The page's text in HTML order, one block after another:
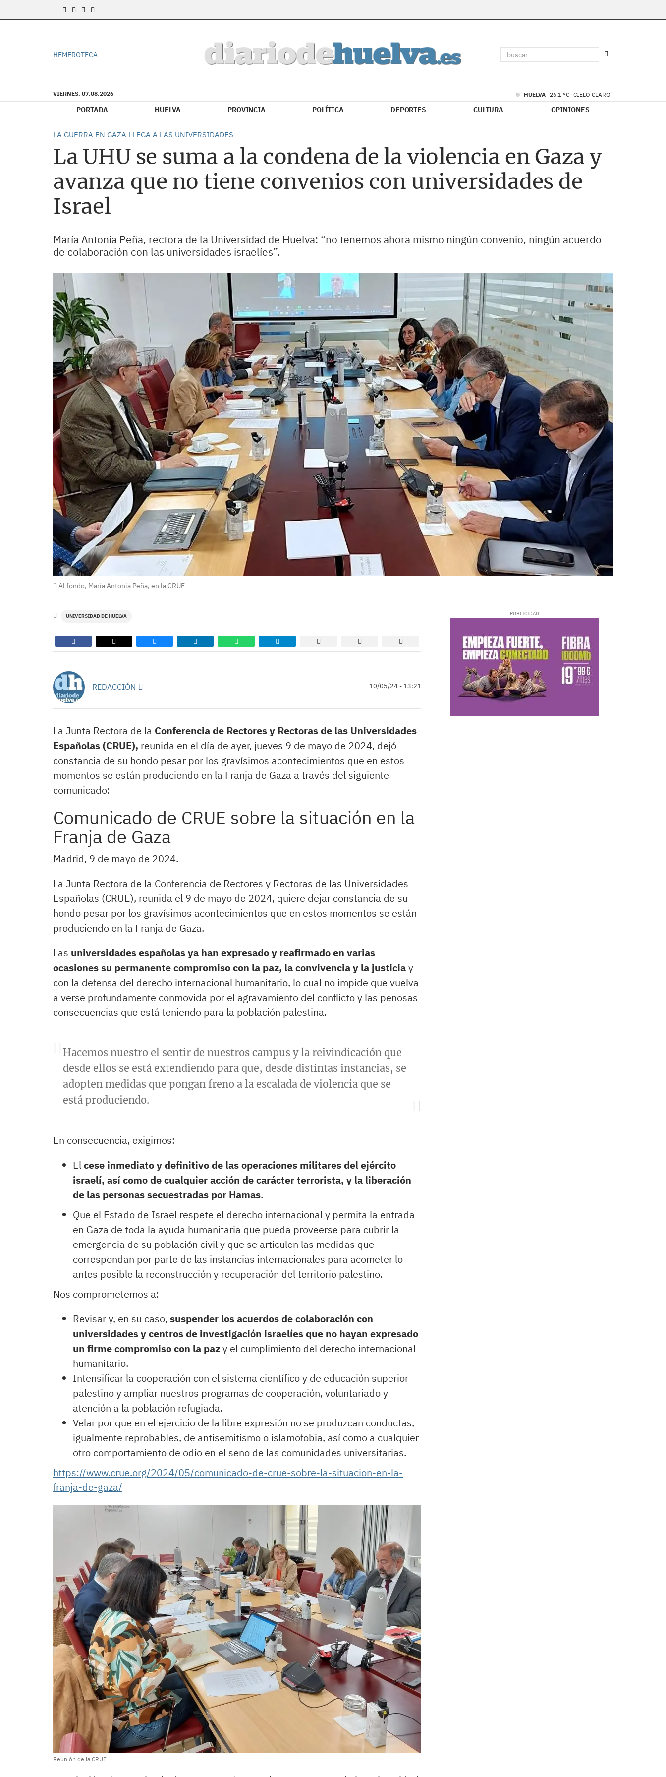
HEMEROTECA
VIERNES. 07.08.2026 HUELVA 26.1 °C CIELO CLARO
PORTADA HUELVA PROVINCIA POLÍTICA DEPORTES CULTURA OPINIONES
LA GUERRA EN GAZA LLEGA A LAS UNIVERSIDADES
La UHU se suma a la condena de la violencia en Gaza y
avanza que no tiene convenios con universidades de
Israel
María Antonia Peña, rectora de la Universidad de Huelva: “no tenemos ahora mismo ningún convenio, ningún acuerdo
de colaboración con las universidades israelíes”.
Al fondo, María Antonia Peña, en la CRUE
UNIVERSIDAD DE HUELVA
REDACCIÓN 10/05/24 - 13:21
La Junta Rectora de la Conferencia de Rectores y Rectoras de las Universidades
Españolas (CRUE), reunida en el día de ayer, jueves 9 de mayo de 2024, dejó
constancia de su hondo pesar por los gravísimos acontecimientos que en estos
momentos se están produciendo en la Franja de Gaza a través del siguiente
comunicado:
Comunicado de CRUE sobre la situación en la
Franja de Gaza
Madrid, 9 de mayo de 2024.
La Junta Rectora de la Conferencia de Rectores y Rectoras de las Universidades
Españolas (CRUE), reunida el 9 de mayo de 2024, quiere dejar constancia de su
hondo pesar por los gravísimos acontecimientos que en estos momentos se están
produciendo en la Franja de Gaza.
Las universidades españolas ya han expresado y reafirmado en varias
ocasiones su permanente compromiso con la paz, la convivencia y la justiciay
con la defensa del derecho internacional humanitario, lo cual no impide que vuelva
a verse profundamente conmovida por el agravamiento del conflicto y las penosas
consecuencias que está teniendo para la población palestina.
Hacemos nuestro el sentir de nuestros campus y la reivindicación que
desde ellos se está extendiendo para que, desde distintas instancias, se
adopten medidas que pongan freno a la escalada de violencia que se
está produciendo.
En consecuencia, exigimos:
Elcese inmediato y definitivo de las operaciones militares del ejército
israelí, así como de cualquier acción de carácter terrorista, y la liberación
de las personas secuestradas por Hamas.
Que el Estado de Israel respete el derecho internacional y permita la entrada
en Gaza de toda la ayuda humanitaria que pueda proveerse para cubrir la
emergencia de su población civil y que se articulen las medidas que
correspondan por parte de las instancias internacionales para acometer lo
antes posible la reconstrucción y recuperación del territorio palestino.
Nos comprometemos a:
Revisar y, en su caso, suspender los acuerdos de colaboración con
universidades y centros de investigación israelíes que no hayan expresado
un firme compromiso con la pazy el cumplimiento del derecho internacional
humanitario.
Intensificar la cooperación con el sistema científico y de educación superior
palestino y ampliar nuestros programas de cooperación, voluntariado y
atención a la población refugiada.
Velar por que en el ejercicio de la libre expresión no se produzcan conductas,
igualmente reprobables, de antisemitismo o islamofobia, así como a cualquier
otro comportamiento de odio en el seno de las comunidades universitarias.
https://www.crue.org/2024/05/comunicado-de-crue-sobre-la-situacion-en-la-
franja-de-gaza/
Reunión de la CRUE